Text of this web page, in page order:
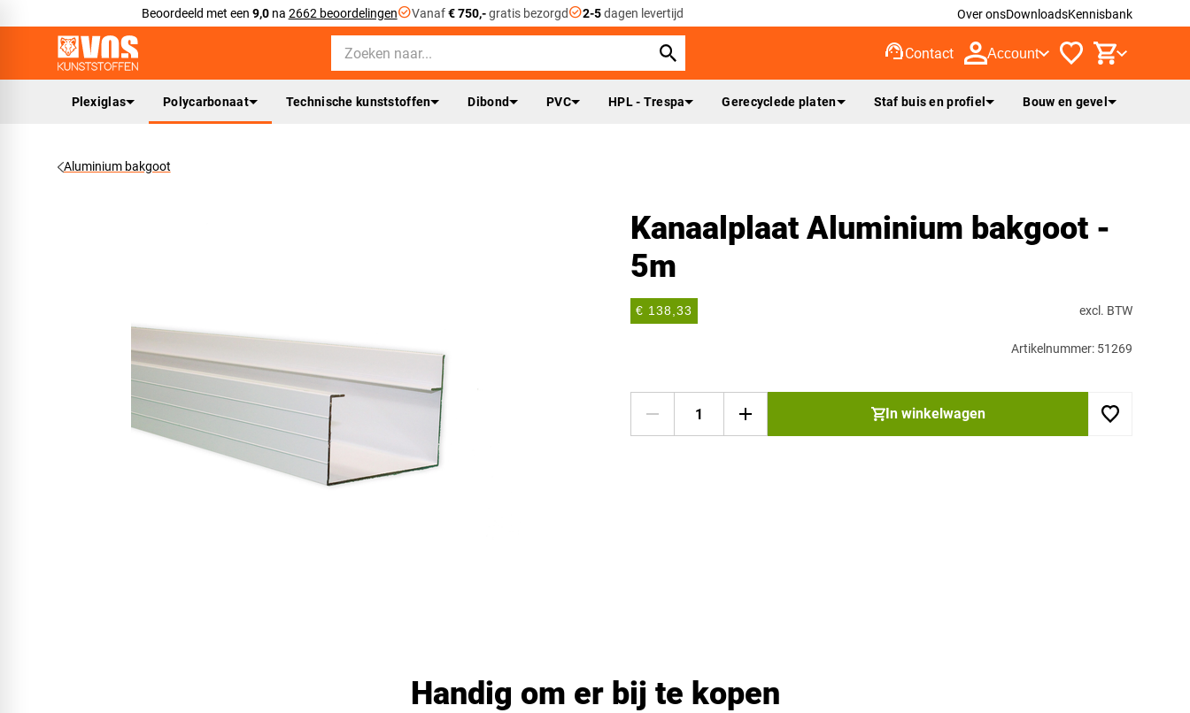
Beoordeeld met een 9,0na 2662 beoordelingencheck_circleVanaf€ 750,-gratis bezorgdcheck_circle2-5dagen levertijd Over onsDownloadsKennisbank
support_agentContact Account
Plexiglas Polycarbonaat Technische kunststoffen Dibond PVC HPL - Trespa Gerecyclede platen Staf buis en profiel Bouw en gevel
Aluminium bakgoot
Kanaalplaat Aluminium bakgoot -
5m
€ 138,33 excl. BTW
Artikelnummer: 51269
In winkelwagen
Handig om er bij te kopen